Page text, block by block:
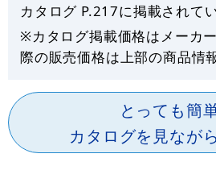
カタログ P.217に掲載されて
※カタログ掲載価格はメーカ
際の販売価格は上部の商品情
とっても簡
カタログを見なが